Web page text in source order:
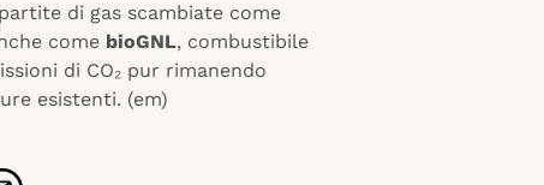
di gas scambiate come
come bioGNL, combustibile
di CO₂ pur rimanendo
esistenti. (em)